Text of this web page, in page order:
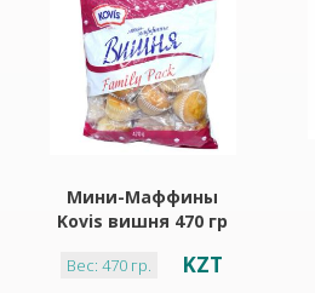
Мини-Маффины
Kovis вишня 470 гр
Вес: 470 гр. KZT